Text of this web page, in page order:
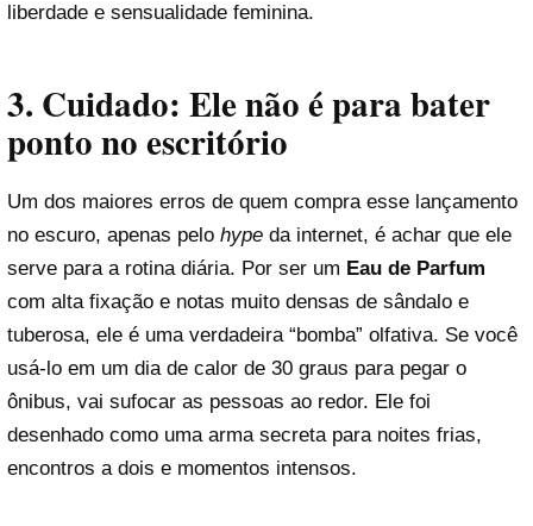
liberdade e sensualidade feminina.
3. Cuidado: Ele não é para bater
ponto no escritório
Um dos maiores erros de quem compra esse lançamento
no escuro, apenas pelo hype da internet, é achar que ele
serve para a rotina diária. Por ser um Eau de Parfum
com alta fixação e notas muito densas de sândalo e
tuberosa, ele é uma verdadeira “bomba” olfativa. Se você
usá-lo em um dia de calor de 30 graus para pegar o
ônibus, vai sufocar as pessoas ao redor. Ele foi
desenhado como uma arma secreta para noites frias,
encontros a dois e momentos intensos.